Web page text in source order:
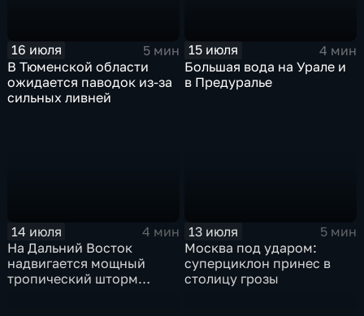
16 июля
5 мин
В Тюменской области
ожидается паводок из-за
сильных ливней
15 июля
4 мин
Большая вода на Урале и
в Предуралье
14 июля
4 мин
На Дальний Восток
надвигается мощный
тропический шторм
13 июля
5 мин
Москва под ударом:
суперциклон принес в
столицу грозы